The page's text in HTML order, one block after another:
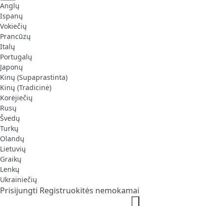
Anglų
Ispanų
Vokiečių
Prancūzų
Italų
Portugalų
Japonų
Kinų (Supaprastinta)
Kinų (Tradicinė)
Korėjiečių
Rusų
Švedų
Turkų
Olandų
Lietuvių
Graikų
Lenkų
Ukrainiečių
Prisijungti Registruokitės nemokamai